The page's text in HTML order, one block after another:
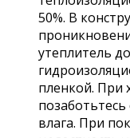
50%. В
утеплитель
пленкой. При
влага. При